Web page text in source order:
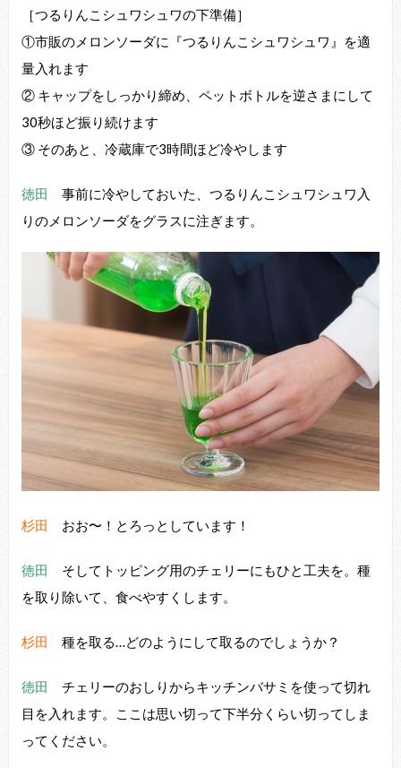
［つるりんこシュワシュワの下準備］
①市販のメロンソーダに『つるりんこシュワシュワ』を適
量⼊れます
② キャップをしっかり締め、ペットボトルを逆さまにして
30秒ほど振り続けます
③ そのあと、冷蔵庫で3時間ほど冷やします
徳田 事前に冷やしておいた、つるりんこシュワシュワ⼊
りのメロンソーダをグラスに注ぎます。
杉田 おお〜！とろっとしています！
徳田 そしてトッピング⽤のチェリーにもひと⼯夫を。種
を取り除いて、⾷べやすくします。
杉田 種を取る…どのようにして取るのでしょうか？
徳田 チェリーのおしりからキッチンバサミを使って切れ
⽬を⼊れます。ここは思い切って下半分くらい切ってしま
ってください。